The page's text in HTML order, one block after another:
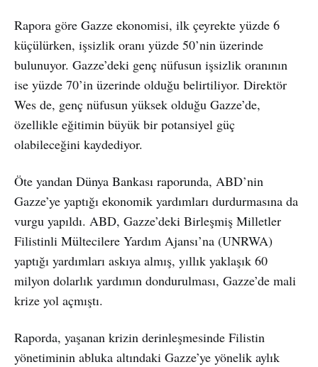
Rapora göre Gazze ekonomisi, ilk çeyrekte yüzde 6
küçülürken, işsizlik oranı yüzde 50’nin üzerinde
bulunuyor. Gazze’deki genç nüfusun işsizlik oranının
ise yüzde 70’in üzerinde olduğu belirtiliyor. Direktör
Wes de, genç nüfusun yüksek olduğu Gazze’de,
özellikle eğitimin büyük bir potansiyel güç
olabileceğini kaydediyor.
Öte yandan Dünya Bankası raporunda, ABD’nin
Gazze’ye yaptığı ekonomik yardımları durdurmasına da
vurgu yapıldı. ABD, Gazze’deki Birleşmiş Milletler
Filistinli Mültecilere Yardım Ajansı’na (UNRWA)
yaptığı yardımları askıya almış, yıllık yaklaşık 60
milyon dolarlık yardımın dondurulması, Gazze’de mali
krize yol açmıştı.
Raporda, yaşanan krizin derinleşmesinde Filistin
yönetiminin abluka altındaki Gazze’ye yönelik aylık